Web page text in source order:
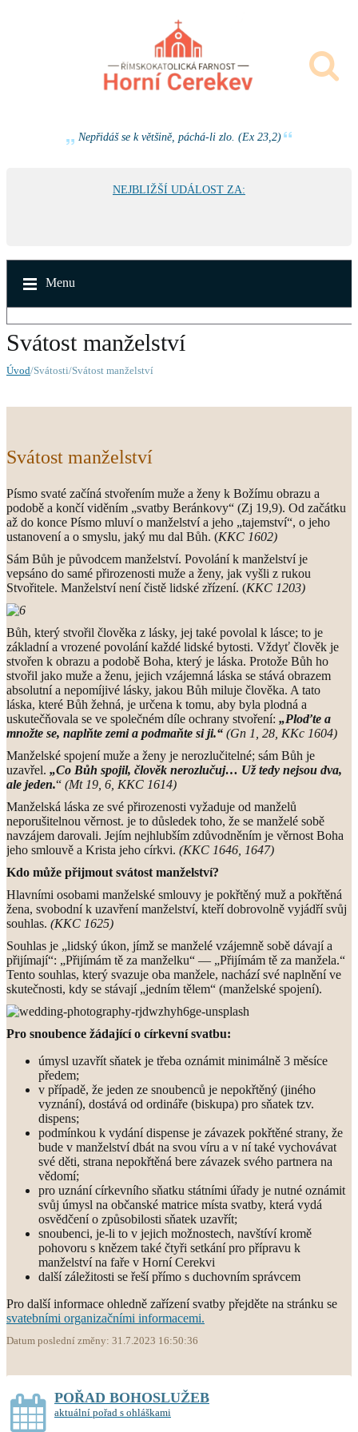
Nepřidáš se k většině, páchá-li zlo. (Ex 23,2)
NEJBLIŽŠÍ UDÁLOST ZA:
Menu
Svátost manželství
Úvod/Svátosti/Svátost manželství
Svátost manželství
Písmo svaté začíná stvořením muže a ženy k Božímu obrazu a
podobě a končí viděním „svatby Beránkovy“ (Zj 19,9). Od začátku
až do konce Písmo mluví o manželství a jeho „tajemství“, o jeho
ustanovení a o smyslu, jaký mu dal Bůh. (KKC 1602)
Sám Bůh je původcem manželství. Povolání k manželství je
vepsáno do samé přirozenosti muže a ženy, jak vyšli z rukou
Stvořitele. Manželství není čistě lidské zřízení. (KKC 1203)
Bůh, který stvořil člověka z lásky, jej také povolal k lásce; to je
základní a vrozené povolání každé lidské bytosti. Vždyť člověk je
stvořen k obrazu a podobě Boha, který je láska. Protože Bůh ho
stvořil jako muže a ženu, jejich vzájemná láska se stává obrazem
absolutní a nepomíjivé lásky, jakou Bůh miluje člověka. A tato
láska, které Bůh žehná, je určena k tomu, aby byla plodná a
uskutečňovala se ve společném díle ochrany stvoření: „Ploďte a
množte se, naplňte zemi a podmaňte si ji.“ (Gn 1, 28, KKc 1604)
Manželské spojení muže a ženy je nerozlučitelné; sám Bůh je
uzavřel. „Co Bůh spojil, člověk nerozlučuj… Už tedy nejsou dva,
ale jeden.“ (Mt 19, 6, KKC 1614)
Manželská láska ze své přirozenosti vyžaduje od manželů
neporušitelnou věrnost. je to důsledek toho, že se manželé sobě
navzájem darovali. Jejím nejhlubším zdůvodněním je věrnost Boha
jeho smlouvě a Krista jeho církvi. (KKC 1646, 1647)
Kdo může přijmout svátost manželství?
Hlavními osobami manželské smlouvy je pokřtěný muž a pokřtěná
žena, svobodní k uzavření manželství, kteří dobrovolně vyjádří svůj
souhlas. (KKC 1625)
Souhlas je „lidský úkon, jímž se manželé vzájemně sobě dávají a
přijímají“: „Přijímám tě za manželku“ — „Přijímám tě za manžela.“
Tento souhlas, který svazuje oba manžele, nachází své naplnění ve
skutečnosti, kdy se stávají „jedním tělem“ (manželské spojení).
Pro snoubence žádající o církevní svatbu:
úmysl uzavřít sňatek je třeba oznámit minimálně 3 měsíce
předem;
v případě, že jeden ze snoubenců je nepokřtěný (jiného
vyznání), dostává od ordináře (biskupa) pro sňatek tzv.
dispens;
podmínkou k vydání dispense je závazek pokřtěné strany, že
bude v manželství dbát na svou víru a v ní také vychovávat
své děti, strana nepokřtěná bere závazek svého partnera na
vědomí;
pro uznání církevního sňatku státními úřady je nutné oznámit
svůj úmysl na občanské matrice místa svatby, která vydá
osvědčení o způsobilosti sňatek uzavřít;
snoubenci, je-li to v jejich možnostech, navštíví kromě
pohovoru s knězem také čtyři setkání pro přípravu k
manželství na faře v Horní Cerekvi
další záležitosti se řeší přímo s duchovním správcem
Pro další informace ohledně zařízení svatby přejděte na stránku se
svatebními organizačními informacemi.
Datum poslední změny: 31.7.2023 16:50:36
POŘAD BOHOSLUŽEB
aktuální pořad s ohláškami